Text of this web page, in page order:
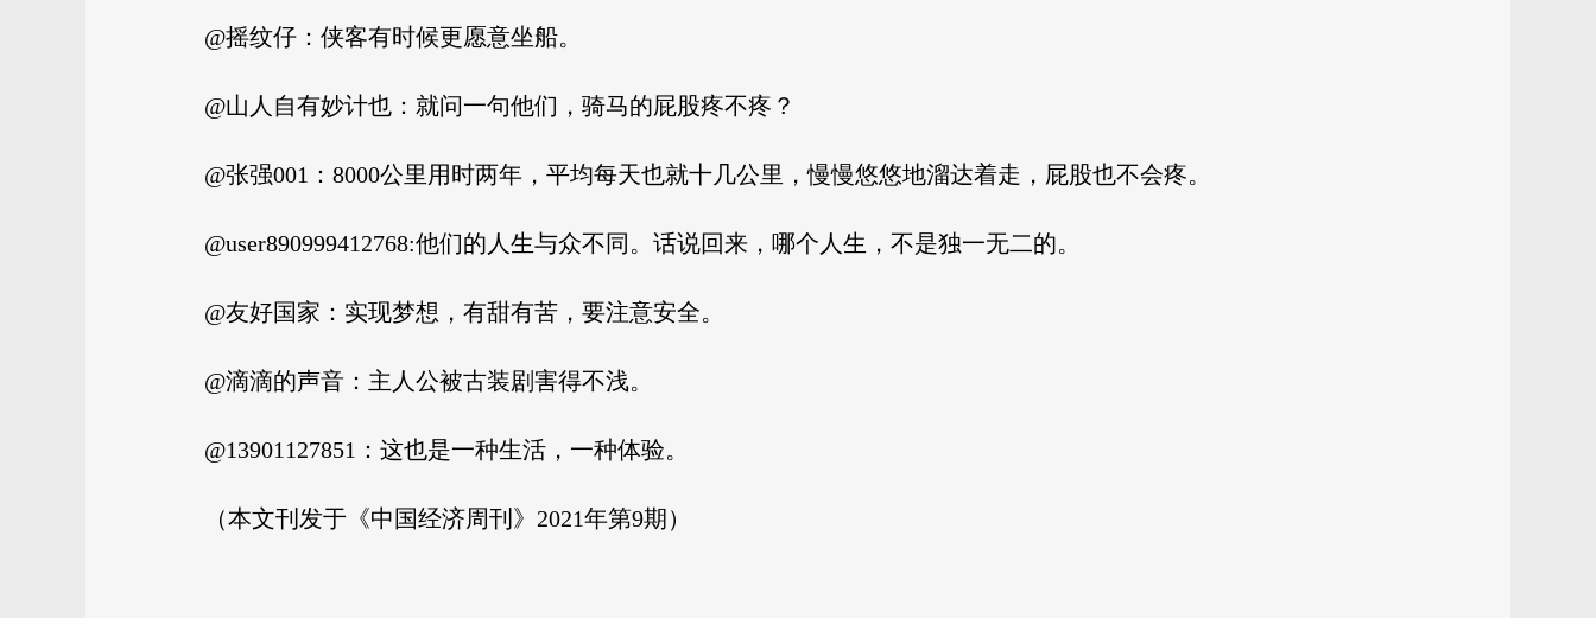
@摇纹仔：侠客有时候更愿意坐船。
@山人自有妙计也：就问一句他们，骑马的屁股疼不疼？
@张强001：8000公里用时两年，平均每天也就十几公里，慢慢悠悠地溜达着走，屁股也不会疼。
@user890999412768:他们的人生与众不同。话说回来，哪个人生，不是独一无二的。
@友好国家：实现梦想，有甜有苦，要注意安全。
@滴滴的声音：主人公被古装剧害得不浅。
@13901127851：这也是一种生活，一种体验。
（本文刊发于《中国经济周刊》2021年第9期）